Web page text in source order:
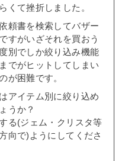
くて挫折しました。
頼書を検索してバザー
すがいざそれを買おう
別でしか絞り込み機能
でがヒットしてしまい
が困難です。
アイテム別に絞り込め
うか？
る(ジェム・クリスタ等
向で)ようにしてくださ